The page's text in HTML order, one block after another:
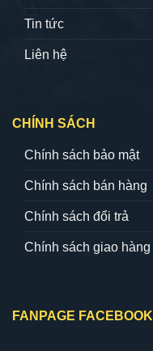
Tin tức
Liên hệ
CHÍNH SÁCH
Chính sách bảo mật
Chính sách bán hàng
Chính sách đổi trả
Chính sách giao hàng
FANPAGE FACEBOOK